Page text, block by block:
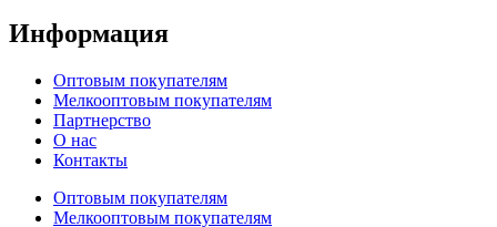
Информация
Оптовым покупателям
Мелкооптовым покупателям
Партнерство
О нас
Контакты
Оптовым покупателям
Мелкооптовым покупателям